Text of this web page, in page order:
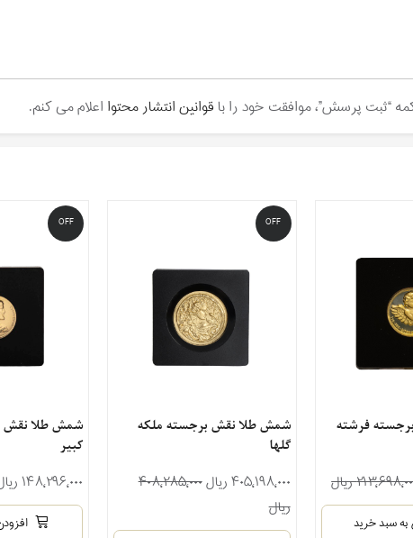
“ثبت پرسش”، موافقت خود را باقوانین انتشار محتوا اعلام می کنم.
فرشته
ریال
به سبد خرید
OFF
شمش طلا نقش برجسته ملکه
گلها
۴۰۵٬۱۹۸٬۰۰۰ ریال
۴۰۸٬۲۸۵٬۰۰۰
ریال
OFF
شمش طلا نقش
کبیر
۱۴۸٬۲۹۶٬۰۰۰ ریال